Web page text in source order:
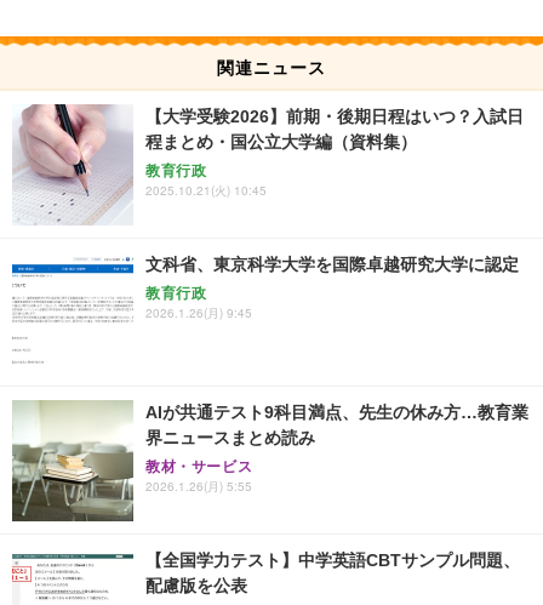
関連ニュース
【大学受験2026】前期・後期日程はいつ？入試日
程まとめ・国公立大学編（資料集）
教育行政
2025.10.21(火) 10:45
文科省、東京科学大学を国際卓越研究大学に認定
教育行政
2026.1.26(月) 9:45
AIが共通テスト9科目満点、先生の休み方…教育業
界ニュースまとめ読み
教材・サービス
2026.1.26(月) 5:55
【全国学力テスト】中学英語CBTサンプル問題、
配慮版を公表